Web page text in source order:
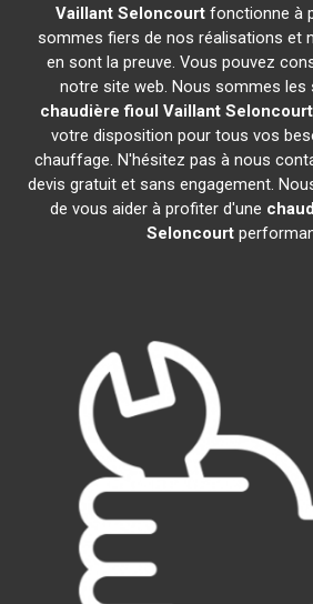
Vaillant Seloncourtfonctionne à
sommes fiers de nos réalisations et
en sont la preuve. Vous pouvez
notre site web. Nous sommes les
chaudière fioul Vaillant Seloncourt
votre disposition pour tous vos
chauffage. N'hésitez pas à nous
devis gratuit et sans engagement.
de vous aider à profiter d'une
Seloncourt